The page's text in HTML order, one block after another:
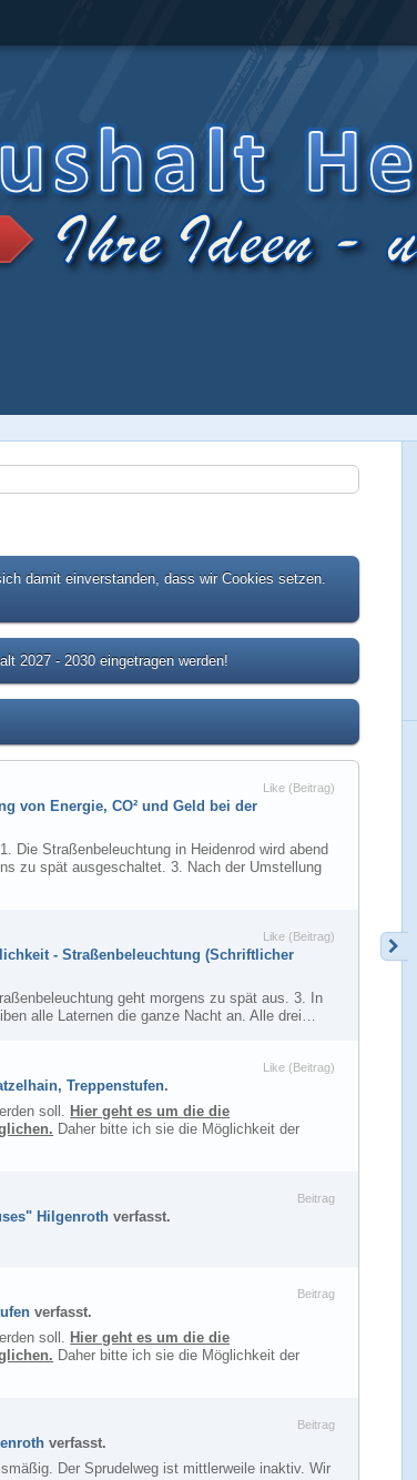
damit einverstanden, dass wir Cookies setzen.
2027 - 2030 eingetragen werden!
von Energie, CO² und Geld bei der
Like (Beitrag)
Die Straßenbeleuchtung in Heidenrod wird abend
zu spät ausgeschaltet. 3. Nach der Umstellung
- Straßenbeleuchtung (Schriftlicher
Like (Beitrag)
geht morgens zu spät aus. 3. In
alle Laternen die ganze Nacht an. Alle drei…
Treppenstufen.
Like (Beitrag)
soll. Hier geht es um die die
Daher bitte ich sie die Möglichkeit der
Hilgenroth verfasst.
Beitrag
verfasst.
Beitrag
soll. Hier geht es um die die
Daher bitte ich sie die Möglichkeit der
verfasst.
Beitrag
Der Sprudelweg ist mittlerweile inaktiv. Wir